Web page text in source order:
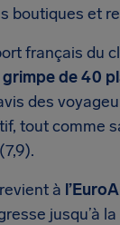
boutiques et
français du
de 40
des
tout comme
à
jusqu’à